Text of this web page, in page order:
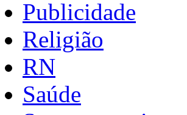
Publicidade
Religião
RN
Saúde